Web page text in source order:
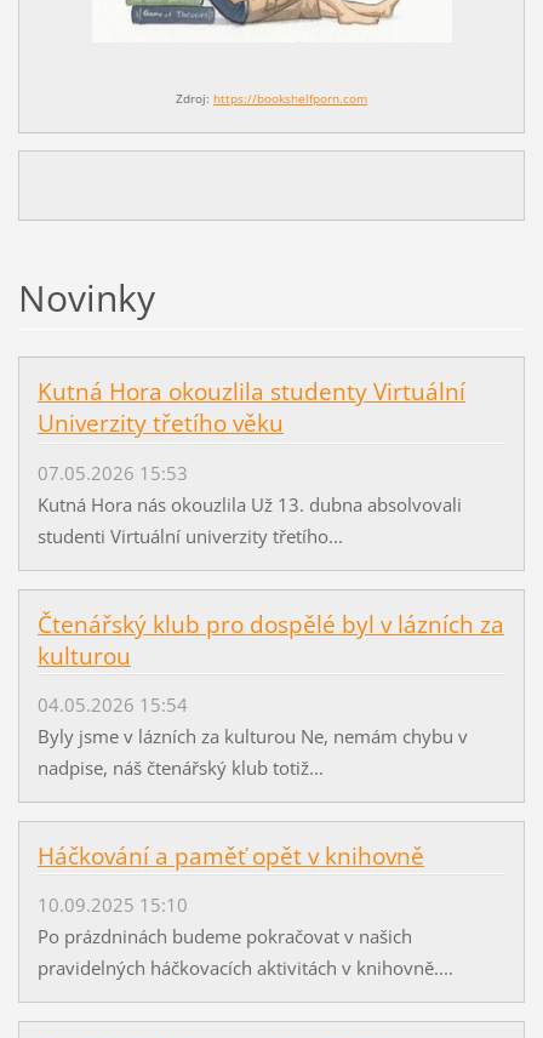
Zdroj: https://bookshelfporn.com
Novinky
Kutná Hora okouzlila studenty Virtuální
Univerzity třetího věku
07.05.2026 15:53
Kutná Hora nás okouzlila Už 13. dubna absolvovali
studenti Virtuální univerzity třetího...
Čtenářský klub pro dospělé byl v lázních za
kulturou
04.05.2026 15:54
Byly jsme v lázních za kulturou Ne, nemám chybu v
nadpise, náš čtenářský klub totiž...
Háčkování a paměť opět v knihovně
10.09.2025 15:10
Po prázdninách budeme pokračovat v našich
pravidelných háčkovacích aktivitách v knihovně....